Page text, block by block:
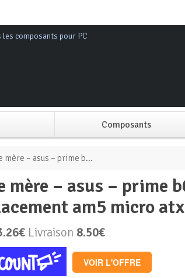
les composants pour PC
Composants
Alimentation PC
Boitier PC
Carte graphique
Mémoire PC
mère – asus – prime b...
am5 micro atx
Livraison 8.50€
VOIR L'OFFRE